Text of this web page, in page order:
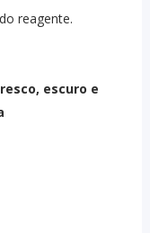
reagente.
escuro e